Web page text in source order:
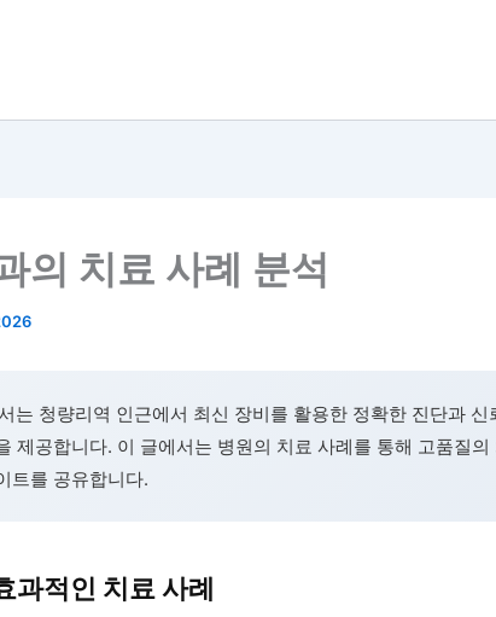
의 치료 사례 분석
는 청량리역 인근에서 최신 장비를 활용한 정확한 진단과 신
제공합니다. 이 글에서는 병원의 치료 사례를 통해 고품질의
트를 공유합니다.
과적인 치료 사례